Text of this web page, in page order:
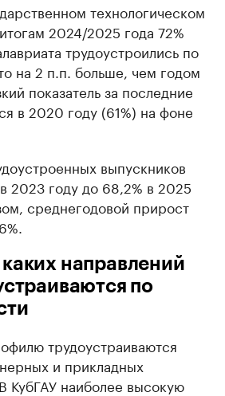
технологическом
2024/2025 года 72%
трудоустроились по
на 2 п.п. больше, чем годом
показатель за последние
в 2020 году (61%) на фоне
выпускников
2023 году до 68,2% в 2025
среднегодовой прирост
направлений
по
трудоустраиваются
и прикладных
КубГАУ наиболее высокую